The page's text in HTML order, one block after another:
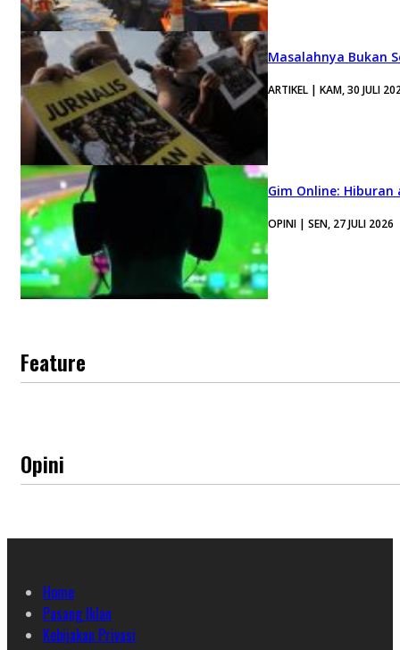
Masalahnya Bukan
ARTIKEL | KAM, 30 JULI
Gim Online:
OPINI | SEN, 27 JULI 2026
Feature
Opini
Home
Pasang Iklan
Kebijakan Privasi